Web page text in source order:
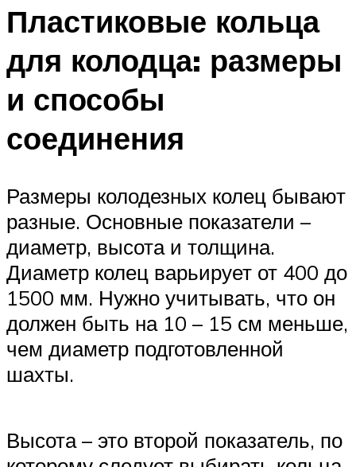
Пластиковые кольца
для колодца: размеры
и способы
соединения
Размеры колодезных колец бывают
разные. Основные показатели –
диаметр, высота и толщина.
Диаметр колец варьирует от 400 до
1500 мм. Нужно учитывать, что он
должен быть на 10 – 15 см меньше,
чем диаметр подготовленной
шахты.
Высота – это второй показатель, по